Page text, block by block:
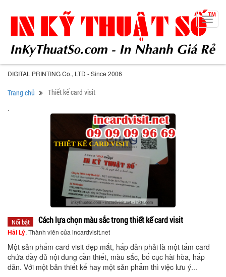
DIGITAL PRINTING Co., LTD - Since 2006
Trang chủ Thiết kế card visit
.
Nổi bật Cách lựa chọn màu sắc trong thiết kế card visit
Hải Lý, Thành viên của incardvisit.net
Một sản phẩm card visit đẹp mắt, hấp dẫn phải là một tấm card
chứa đầy đủ nội dung cần thiết, màu sắc, bố cục hài hòa, hấp
dẫn. Với một bản thiết kế hay một sản phẩm thì việc lưu ý...